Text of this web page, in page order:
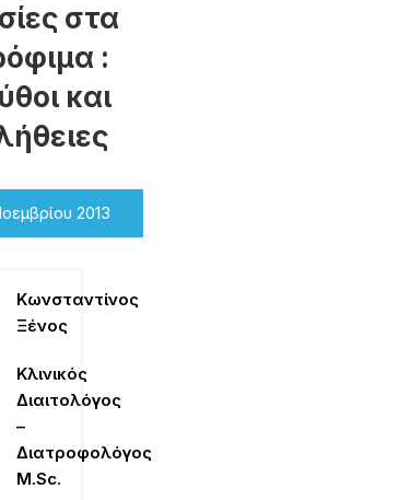
στα
:
και
2013
Κωνσταντίνος
Ξένος
Κλινικός
Διαιτολόγος
–
Διατροφολόγος
M.Sc.